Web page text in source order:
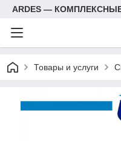
ARDES —
Товары и услуги